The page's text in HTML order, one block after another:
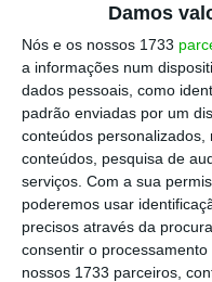
Damos
Nós e os nossos 1733
a informações num
dados pessoais, como
padrão enviadas por um
conteúdos
conteúdos, pesquisa de
serviços. Com a sua
poderemos usar
precisos através da
consentir o
nossos 1733 parceiros,
enfrentam um
não só pelos
condições de
são confrontados
bem acima do que
quem está em
lhes é reconhecido
médica”, salienta